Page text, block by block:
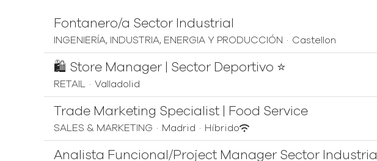
Fontanero/a Sector Industrial
INGENIERÍA, INDUSTRIA, ENERGIA Y PRODUCCIÓN · Castellon
🛍️ Store Manager | Sector Deportivo ⭐
RETAIL · Valladolid
Trade Marketing Specialist | Food Service
SALES & MARKETING · Madrid · Híbrido
Analista Funcional/Project Manager Sector Industrial